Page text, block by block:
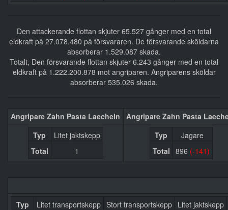
Den attackerande flottan skjuter 65.527 gånger med en total
eldkraft på 27.078.480 på försvararen. De försvarande sköldarna
absorberar 1.529.087 skada.
Totalt, Den försvarande flottan skjuter 6.243 gånger med en total
eldkraft på 1.222.200.878 mot angriparen. Angriparens sköldar
absorberar 535.026 skada.
Angripare Zahn Pasta Laecheln
Typ
Litet jaktskepp
Total
1
Angripare Zahn Pasta
Typ
Jagare
Total 896 (-141)
Typ Litet transportskepp Stort transportskepp Litet jaktskepp